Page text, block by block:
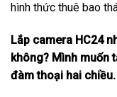
hình thức thuê bao
Lắp camera HC24
không? Mình muốn
đàm thoại hai chiều.